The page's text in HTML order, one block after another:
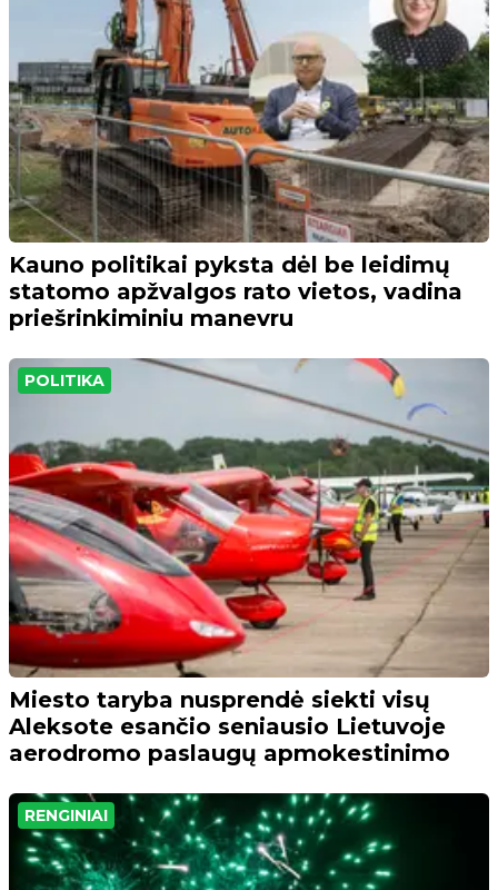
Kauno politikai pyksta dėl be leidimų
statomo apžvalgos rato vietos, vadina
priešrinkiminiu manevru
POLITIKA
Miesto taryba nusprendė siekti visų
Aleksote esančio seniausio Lietuvoje
aerodromo paslaugų apmokestinimo
RENGINIAI